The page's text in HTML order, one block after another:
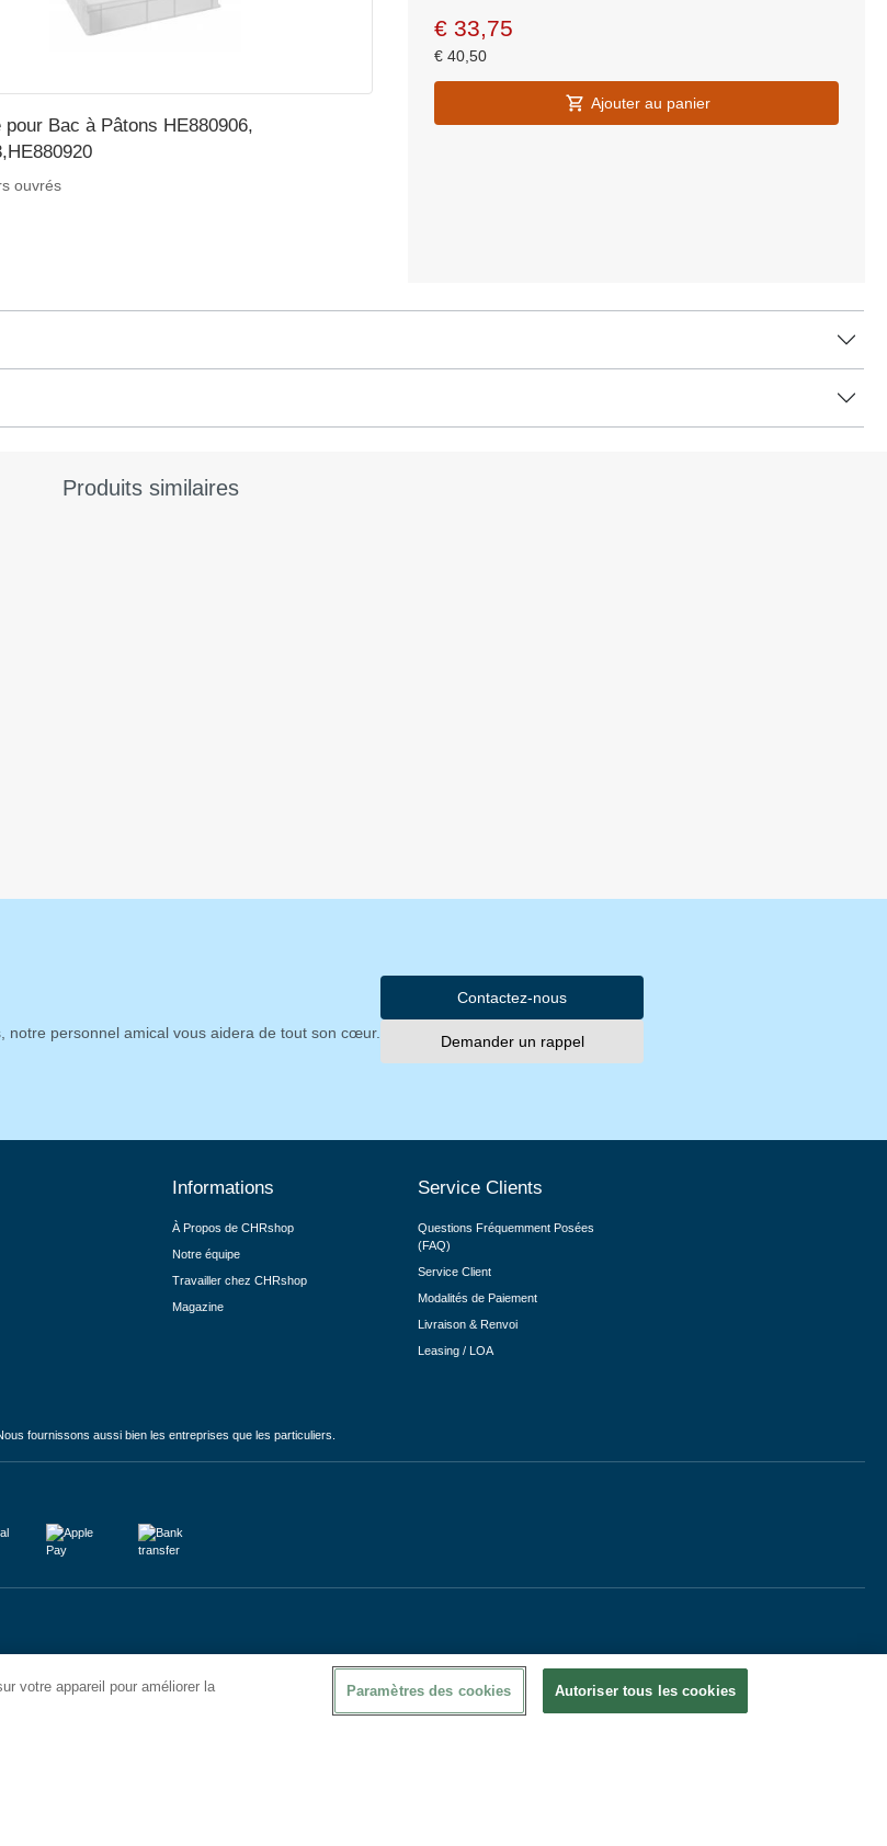
pour Bac à Pâtons HE880906,
ouvrés
€33,75
€40,50
Ajouter au panier
Produits similaires
notre personnel amical vous aidera de tout son cœur.
Contactez-nous
Demander un rappel
Informations
À Propos de CHRshop
Notre équipe
Travailler chez CHRshop
Magazine
Service Clients
Questions Fréquemment Posées
(FAQ)
Service Client
Modalités de Paiement
Livraison & Renvoi
Leasing / LOA
fournissons aussi bien les entreprises que les particuliers.
votre appareil pour améliorer la
Paramètres des cookies Autoriser tous les cookies